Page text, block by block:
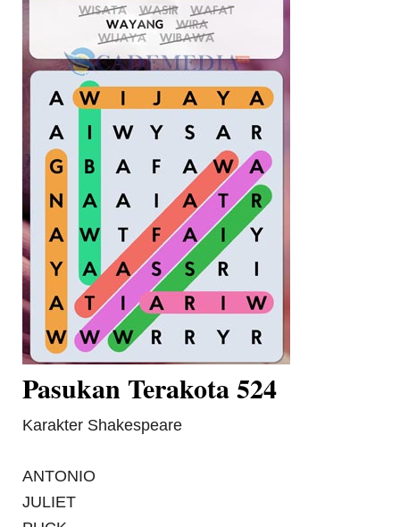
Pasukan Terakota 524
Karakter Shakespeare
ANTONIO
JULIET